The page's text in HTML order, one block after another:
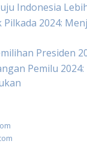
Indonesia
2024:
Presiden
Pemilu